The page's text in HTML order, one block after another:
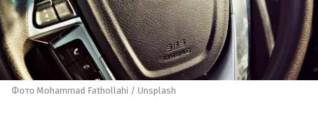
Фото Mohammad Fathollahi / Unsplash